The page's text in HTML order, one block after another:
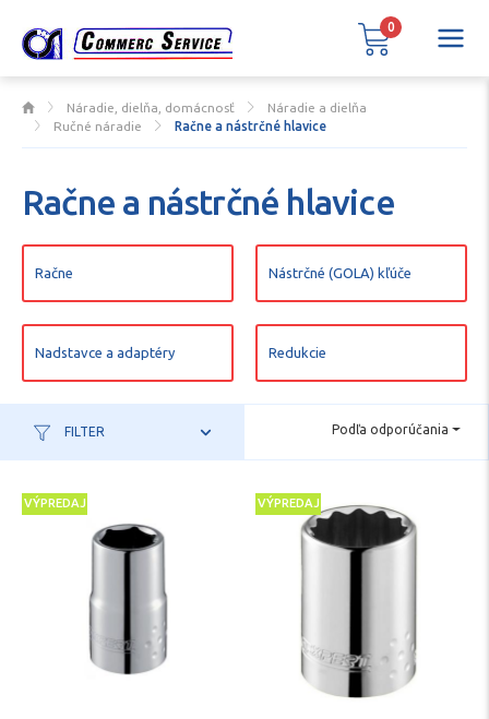
Náradie, dielňa, domácnosť
Náradie a dielňa
Ručné náradie
Račne a nástrčné hlavice
Račne a nástrčné hlavice
Račne Nástrčné (GOLA) kľúče
Nadstavce a adaptéry Redukcie
FILTER Podľa odporúčania
VÝPREDAJ VÝPREDAJ
0